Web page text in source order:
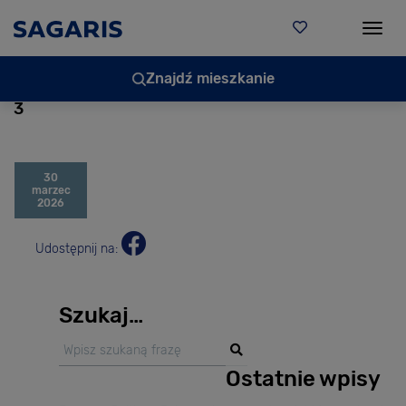
Znajdź mieszkanie
3
30
marzec
2026
Udostępnij na:
Szukaj…
Ostatnie wpisy